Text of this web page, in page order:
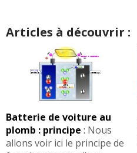
Articles à découvrir :
Batterie de voiture au
plomb : principe : Nous
allons voir ici le principe de